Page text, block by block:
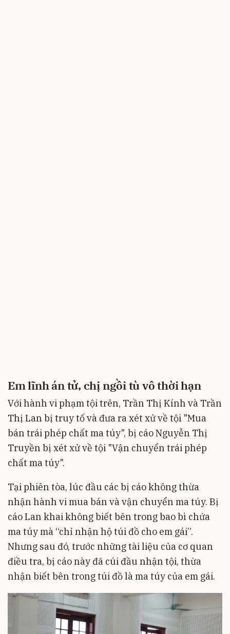
Em lĩnh án tử, chị ngồi tù vô thời hạn
Với hành vi phạm tội trên, Trần Thị Kính và Trần
Thị Lan bị truy tố và đưa ra xét xử về tội "Mua
bán trái phép chất ma túy", bị cáo Nguyễn Thị
Truyền bị xét xử về tội "Vận chuyển trái phép
chất ma túy".
Tại phiên tòa, lúc đầu các bị cáo không thừa
nhận hành vi mua bán và vận chuyển ma túy. Bị
cáo Lan khai không biết bên trong bao bì chứa
ma túy mà “chỉ nhận hộ túi đồ cho em gái”.
Nhưng sau đó, trước những tài liệu của cơ quan
điều tra, bị cáo này đã cúi đầu nhận tội, thừa
nhận biết bên trong túi đồ là ma túy của em gái.